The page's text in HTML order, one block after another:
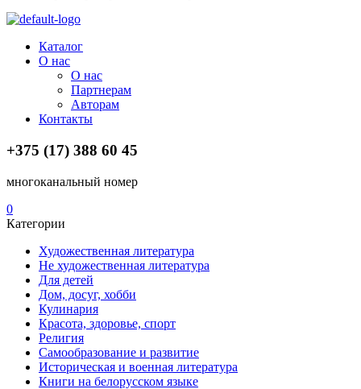
Menu
Каталог
О нас
О нас
Партнерам
Авторам
Контакты
+375 (17) 388 60 45
многоканальный номер
0
Категории
Художественная литература
Не художественная литература
Для детей
Дом, досуг, хобби
Кулинария
Красота, здоровье, спорт
Религия
Самообразование и развитие
Историческая и военная литература
Книги на белорусском языке